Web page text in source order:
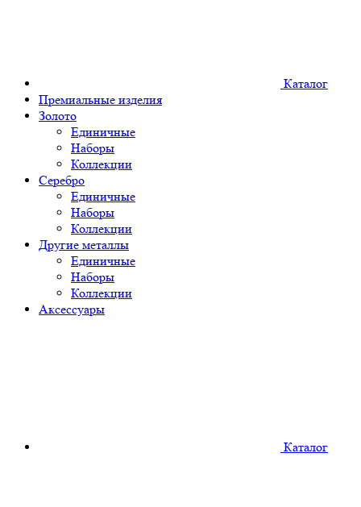
Каталог
Премиальные изделия
Золото
Единичные
Наборы
Коллекции
Серебро
Единичные
Наборы
Коллекции
Другие металлы
Единичные
Наборы
Коллекции
Аксессуары
Каталог